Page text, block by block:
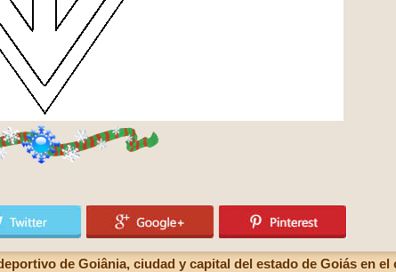
de Goiânia, ciudad y capital del estado de Goiás en el